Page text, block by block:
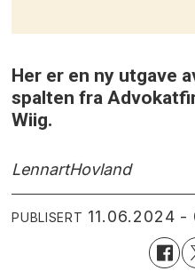
Her er en ny utgave
spalten fra
Wiig.
LennartHovland
PUBLISERT 11.06.2024